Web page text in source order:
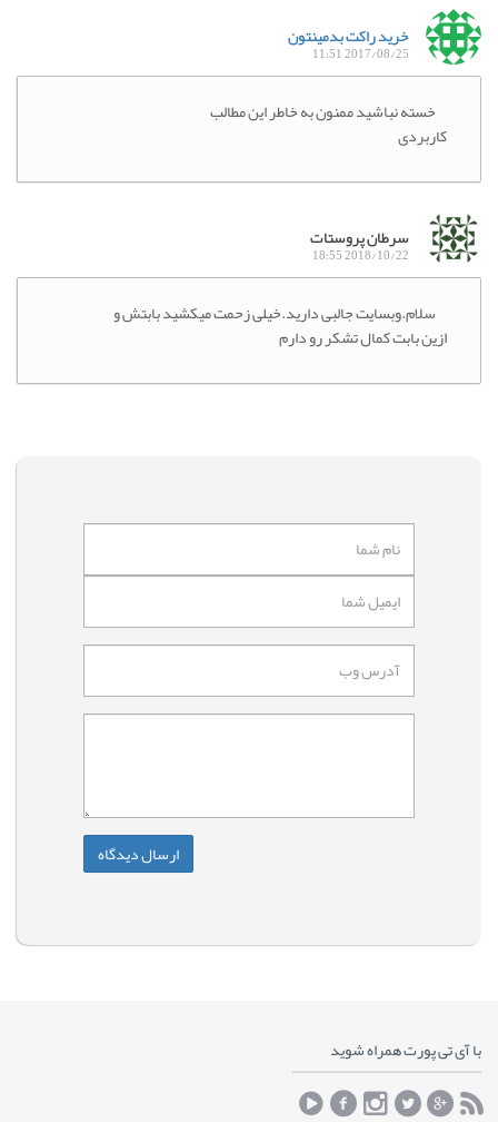
خرید راکت بدمینتون
2017/08/25 11:51
خسته نباشید ممنون به خاطر این مطالب
کاربردی
سرطان پروستات
2018/10/22 18:55
سلام.وبسایت جالبی دارید.خیلی زحمت میکشید بابتش و
ازین بابت کمال تشکر رو دارم
با آی تی پورت همراه شوید